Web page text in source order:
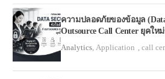
ความปลอดภัยของข้อมูล
Outsource Call Center ยุคให
Analytics Application ,call